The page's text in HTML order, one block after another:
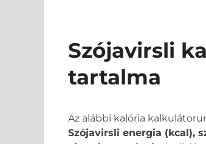
Szójavirsli
tartalma
Az alábbi kalória
Szójavirsli energia (kcal),